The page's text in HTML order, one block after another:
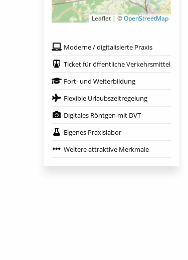
Leaflet | ©OpenStreetMap
Moderne / digitalisierte Praxis
Ticket für öffentliche Verkehrsmittel
Fort- und Weiterbildung
Flexible Urlaubszeitregelung
Digitales Röntgen mit DVT
Eigenes Praxislabor
Weitere attraktive Merkmale